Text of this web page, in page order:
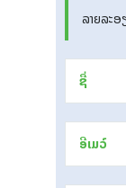
ລາຍລະ